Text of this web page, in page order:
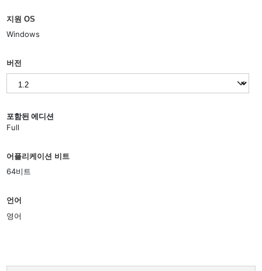
지원 OS
Windows
버전
포함된 에디션
Full
어플리케이션 비트
64비트
언어
영어